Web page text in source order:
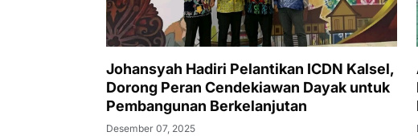
Johansyah Hadiri Pelantikan ICDN Kalsel,
Dorong Peran Cendekiawan Dayak untuk
Pembangunan Berkelanjutan
Desember 07, 2025